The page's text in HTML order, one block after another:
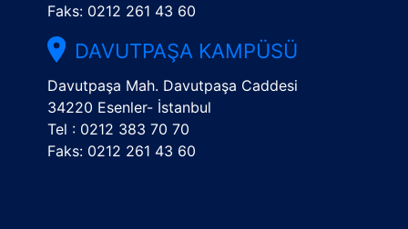
Faks: 0212 261 43 60
DAVUTPAŞA KAMPÜSÜ
Davutpaşa Mah. Davutpaşa Caddesi
34220 Esenler- İstanbul
Tel : 0212 383 70 70
Faks: 0212 261 43 60